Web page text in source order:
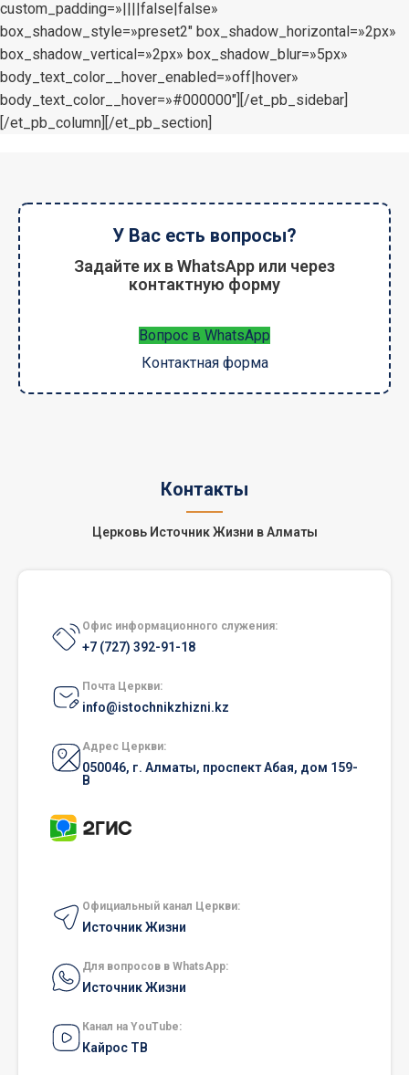
custom_padding=»||||false|false»
box_shadow_style=»preset2″ box_shadow_horizontal=»2px»
box_shadow_vertical=»2px» box_shadow_blur=»5px»
body_text_color__hover_enabled=»off|hover»
body_text_color__hover=»#000000″][/et_pb_sidebar]
[/et_pb_column][/et_pb_section]
У Вас есть вопросы?
Задайте их в WhatsApp или через
контактную форму
Вопрос в WhatsApp
Контактная форма
Контакты
Церковь Источник Жизни в Алматы
Офис информационного служения:
+7 (727) 392-91-18
Почта Церкви:
info@istochnikzhizni.kz
Адрес Церкви:
050046, г. Алматы, проспект Абая, дом 159-
В
Официальный канал Церкви:
Источник Жизни
Для вопросов в WhatsApp:
Источник Жизни
Канал на YouTube:
Кайрос ТВ